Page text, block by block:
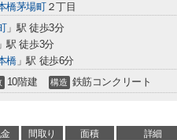
橋茅場町２丁目
」駅 徒歩3分
駅 徒歩3分
橋」駅 徒歩6分
10階建 構造 鉄筋コンクリート
間取り 面積 詳細